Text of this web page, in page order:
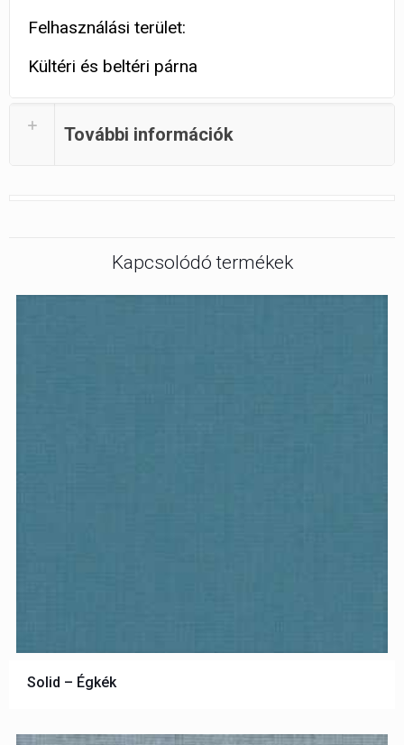
Felhasználási terület:
Kültéri és beltéri párna
További információk
Kapcsolódó termékek
Solid – Égkék